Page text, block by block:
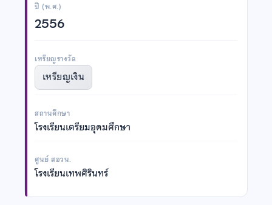
ปี (พ.ศ.)
2556
เหรียญรางวัล
เหรียญเงิน
สถานศึกษา
โรงเรียนเตรียมอุดมศึกษา
ศูนย์ สอวน.
โรงเรียนเทพศิรินทร์